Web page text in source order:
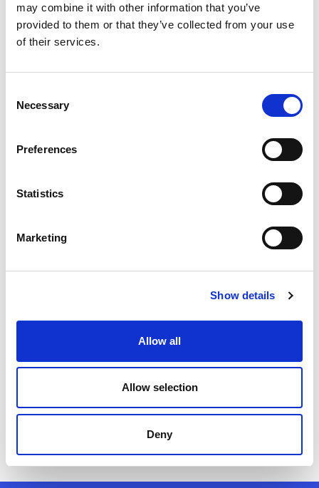
may combine it with other information that you’ve
provided to them or that they’ve collected from your use
of their services.
Selection
Necessary
Preferences
Statistics
Marketing
Show details
Allow all
Allow selection
Deny
sobre outros assuntos que possam ser do seu interesse. Se
você concorda em ser contatado com essa finalidade, marque
abaixo para nos informar qual a forma de contato que você
gostaria:
Você pode cancelar o recebimento dessas comunicações
compromisso em proteger e respeitar sua privacidade, confira
Magic Software armazene e processe as informações pessoais
enviadas acima para fornecer o conteúdo solicitado.